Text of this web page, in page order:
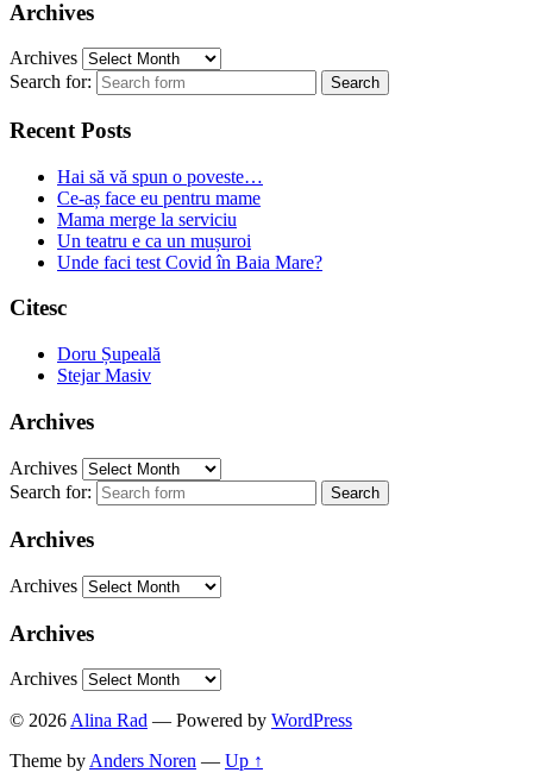
Archives
Archives
Search for:
Recent Posts
Hai să vă spun o poveste…
Ce-aș face eu pentru mame
Mama merge la serviciu
Un teatru e ca un mușuroi
Unde faci test Covid în Baia Mare?
Citesc
Doru Șupeală
Stejar Masiv
Archives
Archives
Search for:
Archives
Archives
Archives
Archives
© 2026Alina Rad — Powered by WordPress
Theme byAnders Noren — Up ↑